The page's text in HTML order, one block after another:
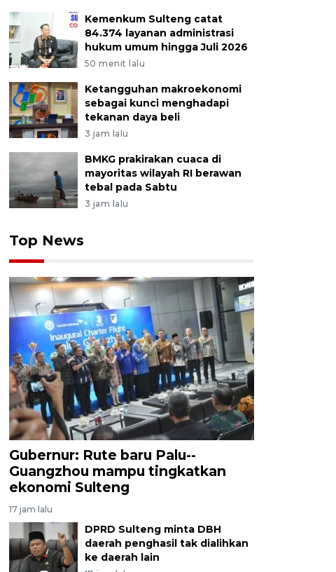
Kemenkum Sulteng catat
84.374 layanan administrasi
hukum umum hingga Juli 2026
50 menit lalu
Ketangguhan makroekonomi
sebagai kunci menghadapi
tekanan daya beli
3 jam lalu
BMKG prakirakan cuaca di
mayoritas wilayah RI berawan
tebal pada Sabtu
3 jam lalu
Top News
Gubernur: Rute baru Palu--
Guangzhou mampu tingkatkan
ekonomi Sulteng
17 jam lalu
DPRD Sulteng minta DBH
daerah penghasil tak dialihkan
ke daerah lain